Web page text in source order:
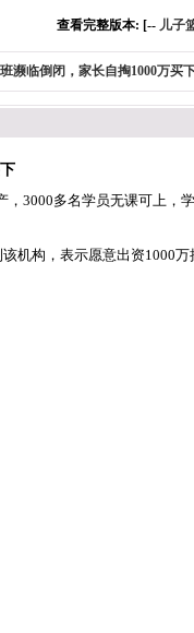
查看完整版本: [-- 儿子
濒临倒闭，家长自掏1000万买
3000多名学员无课可上，
机构，表示愿意出资1000